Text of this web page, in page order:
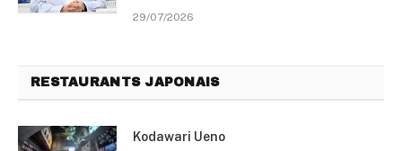
29/07/2026
RESTAURANTS JAPONAIS
Kodawari Ueno